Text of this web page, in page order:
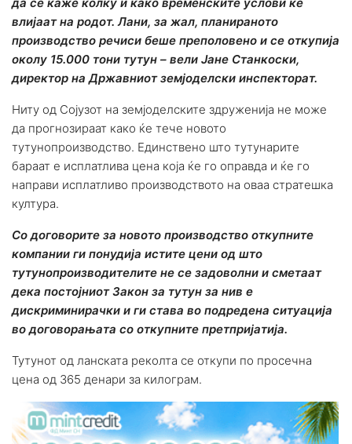
да се каже колку и како временските услови ќе
влијаат на родот. Лани, за жал, планираното
производство речиси беше преполовено и се откупија
околу 15.000 тони тутун – вели Јане Станкоски,
директор на Државниот земјоделски инспекторат.
Ниту од Сојузот на земјоделските здруженија не може
да прогнозираат како ќе тече новото
тутунопроизводство. Единствено што тутунарите
бараат е исплатлива цена која ќе го оправда и ќе го
направи исплатливо производството на оваа стратешка
култура.
Со договорите за новото производство откупните
компании ги понудија истите цени од што
тутунопроизводителите не се задоволни и сметаат
дека постојниот Закон за тутун за нив е
дискриминирачки и ги става во подредена ситуација
во договорањата со откупните претпријатија.
Тутунот од ланската реколта се откупи по просечна
цена од 365 денари за килограм.